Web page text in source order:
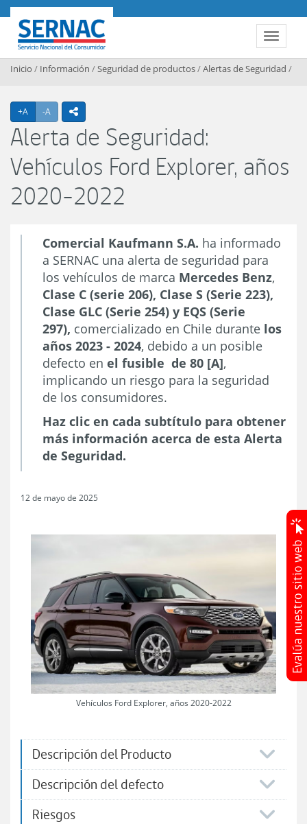
Contenido principal
Toggle
SERNAC
Inicio / Información /Seguridad de productos/Alertas de Seguridad /
+A Agrandar texto
-A Achicar textoicono compartir
Alerta de Seguridad:
Vehículos Ford Explorer, años
2020-2022
Comercial Kaufmann S.A. ha informado
a SERNAC una alerta de seguridad para
los vehículos de marca Mercedes Benz,
Clase C (serie 206), Clase S (Serie 223),
Clase GLC (Serie 254) y EQS (Serie
297), comercializado en Chile durante los
años 2023 - 2024, debido a un posible
defecto en el fusible de 80 [A],
implicando un riesgo para la seguridad
de los consumidores.
Haz clic en cada subtítulo para obtener
más información acerca de esta Alerta
de Seguridad.
12 de mayo de 2025
Vehículos Ford Explorer, años 2020-2022
Descripción del Producto
​Descripción del defecto
Riesgos